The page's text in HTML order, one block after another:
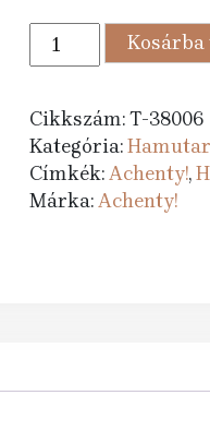
219
978 Ft.
Szivar
hamutartó
kristályüveg,
kerek,
18cm
mennyiség
Kosárba
Cikkszám:T-38006
Kategória:
Címkék:Achenty!,
Márka:Achenty!